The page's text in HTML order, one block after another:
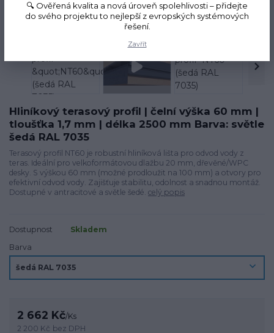
Novinka
Hliníkový terasový profil | čelní výška 60 mm |
tloušťka 1,7 mm | délka 2500 mm Barva: světle
šedá RAL 7035
Terasový profil NT60 je robustní hliníková lišta pro odvod vody z
teras. Ideální pro velkoformátovou dlažbu 20 mm, dřevěné/WPC
desky. S výškou 60 mm (možné prodloužit na 100 mm) a otvory pro
efektivní odvod vody. Zajišťuje stabilitu, odolnost a snadnou montáž.
Dostupné v antracitové a světle šedé. celý popis
Dostupnost
Skladem
Barva
2 662 Kč/Ks
2 200 Kč bez DPH
🔍 Ověřená kvalita a nová úroveň spolehlivosti – přidejte
do svého projektu to nejlepší z evropských systémových
řešení.
Zavřít